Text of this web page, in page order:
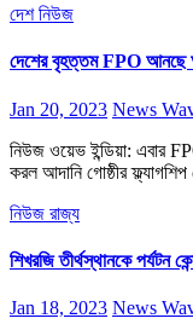
দেশনিউজ
দেশের বৃহত্তম FPO আনছে
Jan 20, 2023 News
নিউজ ওয়েভ ইন্ডিয়া: এবার
করল আদানি গোষ্ঠীর
নিউজ রাজ্য
শিখরজি তীর্থস্থানকে পর্যটন
Jan 18, 2023 News